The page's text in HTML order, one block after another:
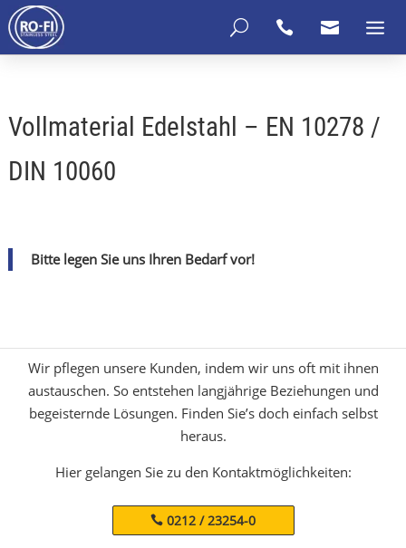
 
U
Vollmaterial Edelstahl – EN 10278 /
DIN 10060
Bitte legen Sie uns Ihren Bedarf vor!
Wir pflegen unsere Kunden, indem wir uns oft mit ihnen
austauschen. So entstehen langjährige Beziehungen und
begeisternde Lösungen. Finden Sie’s doch einfach selbst
heraus.
Hier gelangen Sie zu den Kontaktmöglichkeiten:
0212 / 23254-0